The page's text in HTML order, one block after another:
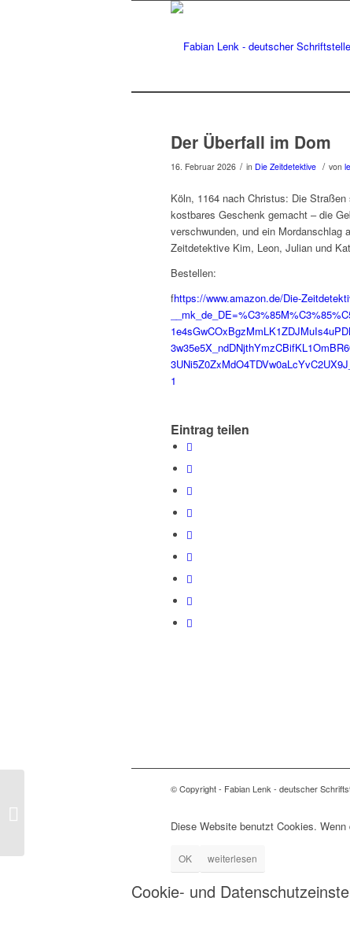
Der Überfall im Dom
16. Februar 2026 / in Die Zeitdetektive / von
Köln, 1164 nach Christus: Die
kostbares Geschenk gemacht – die
verschwunden, und ein
Zeitdetektive Kim, Leon, Julian und
Bestellen:
fhttps://www.amazon.de/Die-
1
Eintrag teilen
© Copyright - Fabian Lenk - deutscher
Diese Website benutzt Cookies.
OK weiterlesen
Cookie- und